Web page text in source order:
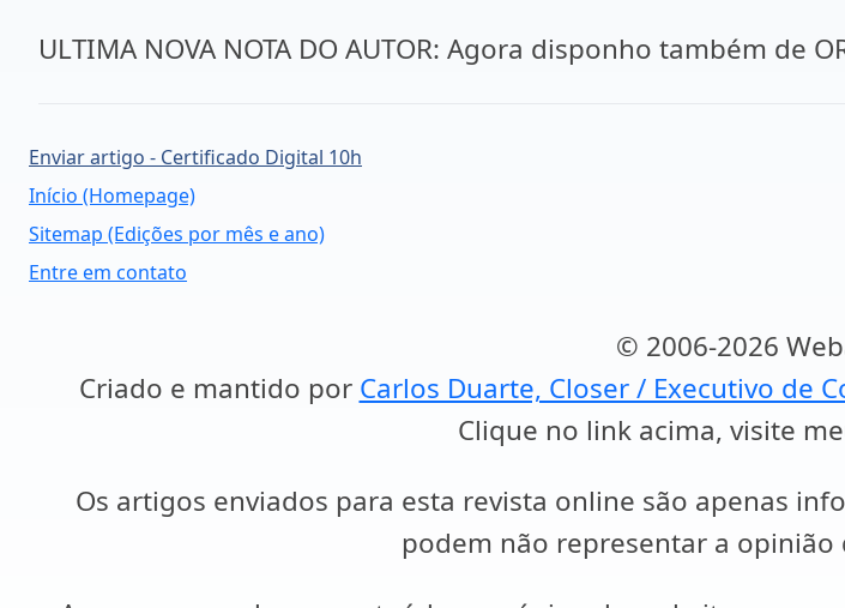
ULTIMA NOVA NOTA DO AUTOR: Agora disponho também de
Enviar artigo - Certificado Digital 10h
Início (Homepage)
Sitemap (Edições por mês e ano)
Entre em contato
© 2006-2026
Criado e mantido por Carlos Duarte, Closer / Executivo de
Clique no link acima, visite
Os artigos enviados para esta revista online são apenas
podem não representar a